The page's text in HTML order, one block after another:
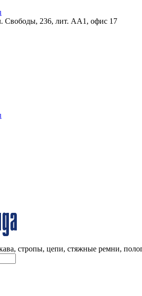
Свободы, 236, лит. АА1, офис 17
стропы, цепи, стяжные ремни,